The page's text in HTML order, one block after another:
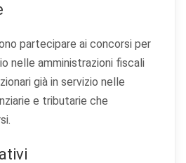
partecipare ai concorsi per
nelle amministrazioni fiscali
già in servizio nelle
e tributarie che